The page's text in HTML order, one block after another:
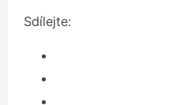
Sdílejte: